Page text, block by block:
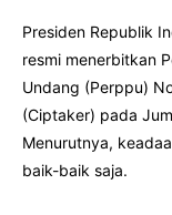
Presiden Republik
resmi menerbitkan
Undang (Perppu)
(Ciptaker) pada
Menurutnya,
baik-baik saja.